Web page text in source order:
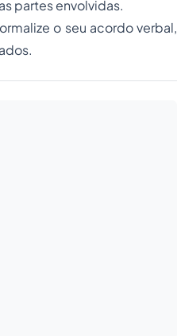
partes envolvidas.
o seu acordo verbal,